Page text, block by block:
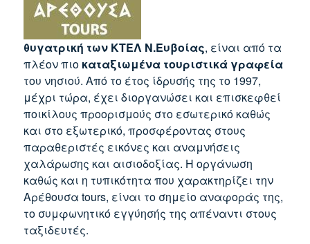
θυγατρική των ΚΤΕΛ Ν.Ευβοίας, είναι από τα
πλέον πιο καταξιωμένα τουριστικά γραφεία
του νησιού. Από το έτος ίδρυσής της το 1997,
μέχρι τώρα, έχει διοργανώσει και επισκεφθεί
ποικίλους προορισμούς στο εσωτερικό καθώς
και στο εξωτερικό, προσφέροντας στους
παραθεριστές εικόνες και αναμνήσεις
χαλάρωσης και αισιοδοξίας. Η οργάνωση
καθώς και η τυπικότητα που χαρακτηρίζει την
Αρέθουσα tours, είναι το σημείο αναφοράς της,
το συμφωνητικό εγγύησής της απέναντι στους
ταξιδευτές.